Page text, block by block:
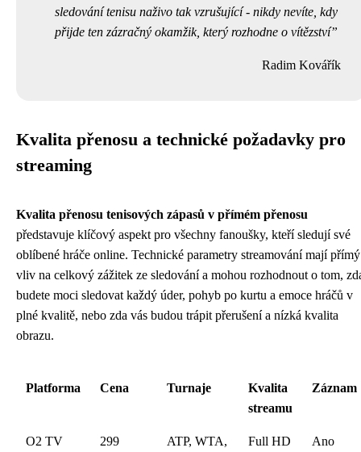
sledování tenisu naživo tak vzrušující - nikdy nevíte, kdy
přijde ten zázračný okamžik, který rozhodne o vítězství
Radim Kovářík
Kvalita přenosu a technické požadavky pro
streaming
Kvalita přenosu tenisových zápasů v přímém přenosu
představuje klíčový aspekt pro všechny fanoušky, kteří sledují své
oblíbené hráče online. Technické parametry streamování mají přímý
vliv na celkový zážitek ze sledování a mohou rozhodnout o tom,
budete moci sledovat každý úder, pohyb po kurtu a emoce hráčů v
plné kvalitě, nebo zda vás budou trápit přerušení a nízká kvalita
obrazu.
Platforma Cena Turnaje
Kvalita
streamu
Záznam
O2 TV 299 ATP, WTA, Full HD Ano